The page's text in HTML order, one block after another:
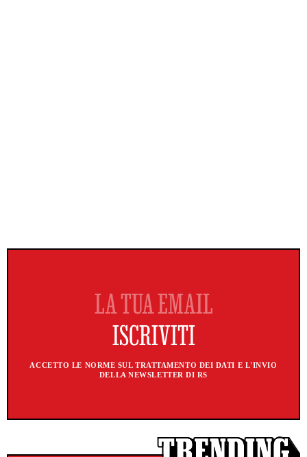
ACCETTO LE NORME SUL TRATTAMENTO DEI DATI E L'INVIO
DELLA NEWSLETTER DI RS